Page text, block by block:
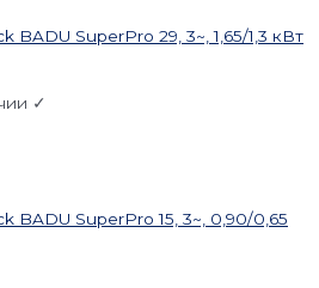
BADU SuperPro 29, 3~, 1,65/1,3 кВт
✓
BADU SuperPro 15, 3~, 0,90/0,65